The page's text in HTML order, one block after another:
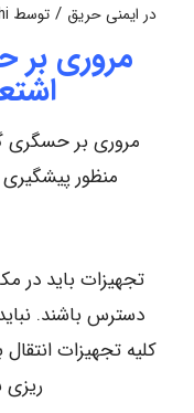
در ایمنی حریق / توسط
مروری بر
مروری بر حسگری
منظور
تجهیزات باید در
دسترس باشند.
کلیه تجهیزات
ریزی